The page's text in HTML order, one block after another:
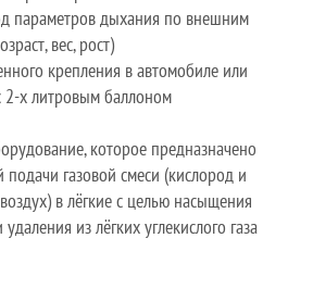
параметров дыхания по внешним
вес, рост)
крепления в автомобиле или
2-х литровым баллоном
которое предназначено
газовой смеси (кислород и
в лёгкие с целью насыщения
из лёгких углекислого газа